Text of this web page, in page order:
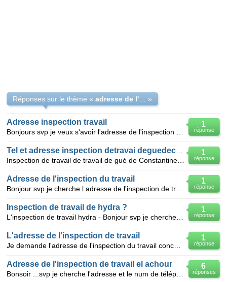
Réponses sur le thème « »
1
réponse
Adresse inspection travail
1
réponse
1
réponse
Adresse de l'inspection du travail
1
réponse
Inspection de travail de hydra ?
1
réponse
L'adresse de l'inspection de travail
6
réponses
Adresse de l'inspection de travail el achour